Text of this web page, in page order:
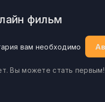
фильм
вам необходимо
Вы можете стать первым!